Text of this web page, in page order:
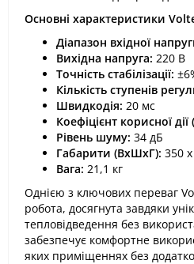
Основні характеристики
Діапазон вхідної
Вихідна напруга: 220 В
Точність стабілізації:
Кількість ступенів
Швидкодія: 20 мс
Коефіцієнт корисної дії
Рівень шуму: 34 дБ
Габарити (ВхШхГ): 350
Вага: 21,1 кг
Однією з ключових переваг
робота, досягнута завдяки
тепловідведення без
забезпечує комфортне
яких приміщеннях без